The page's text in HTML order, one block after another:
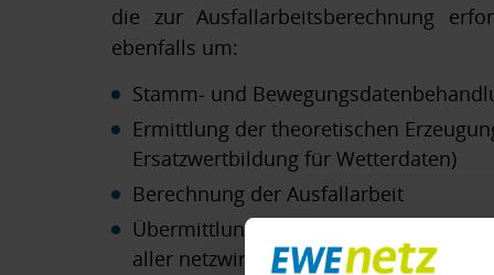
die zur Ausfallarbeitsberechnung
ebenfalls um:
Stamm- und
Ermittlung der theoretischen
Ersatzwertbildung für Wetterdaten)
Berechnung der Ausfallarbeit
Übermittlung der notwendigen
aller netzwirtschaftlichen Folgeprozesse